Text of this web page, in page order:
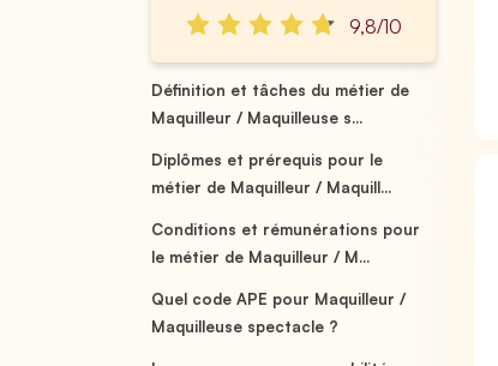
9,8/10
Définition et tâches du métier de
Maquilleur / Maquilleuse s...
Diplômes et prérequis pour le
métier de Maquilleur / Maquill...
Conditions et rémunérations pour
le métier de Maquilleur / M...
Quel code APE pour Maquilleur /
Maquilleuse spectacle ?